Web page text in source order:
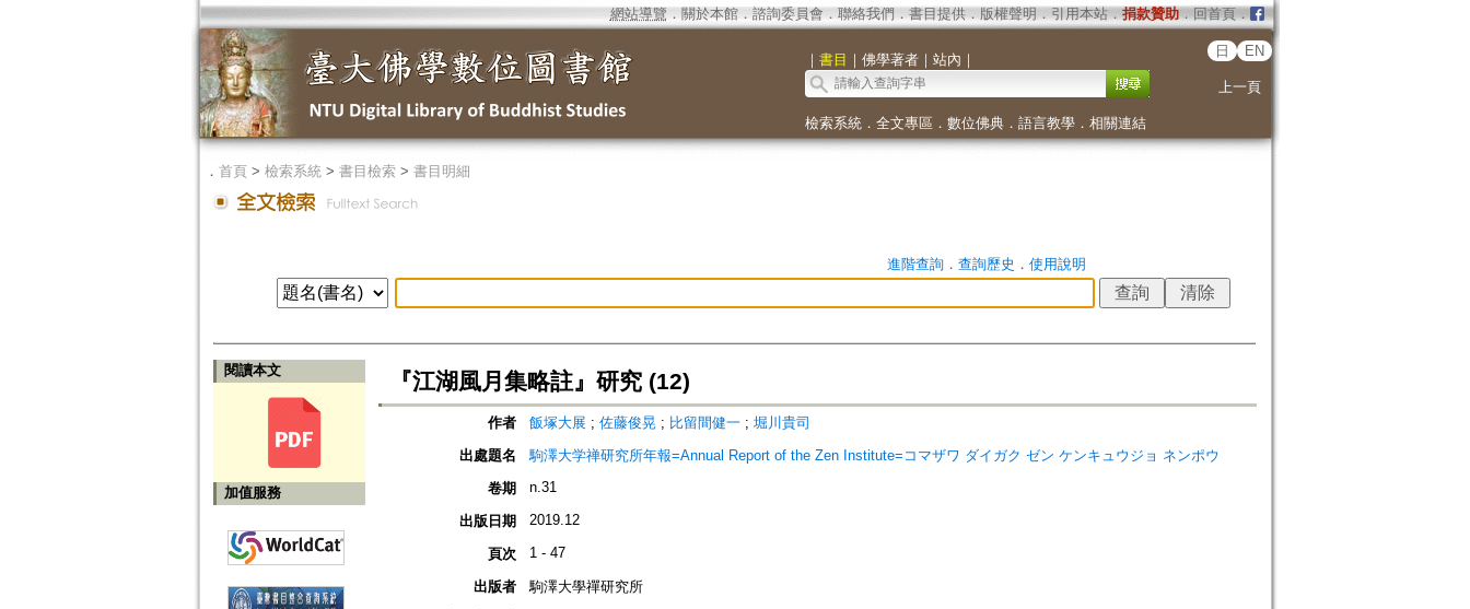
網站導覽 ． 關於本館． 諮詢委員會． 聯絡我們 ． 書目提供． 版權聲明 ． 引用本站． 捐款贊助．回首頁．
｜ 書目 ｜ 佛學著者｜ 站內 ｜
日 EN
上一頁
檢索系統． 全文專區 ． 數位佛典． 語言教學． 相關連結
． 首頁> 檢索系統> 書目檢索> 書目明細
進階查詢． 查詢歷史 ． 使用說明
閱讀本文
加值服務
『江湖風月集略註』研究 (12)
作者 飯塚大展 ; 佐藤俊晃 ; 比留間健一 ; 堀川貴司
出處題名
駒澤大学禅研究所年報=Annual Report of the Zen Institute=コマザワ ダイガク ゼン ケンキュウジョ ネンポウ
卷期
n.31
出版日期 2019.12
頁次 1 - 47
出版者
駒澤大學禪研究所